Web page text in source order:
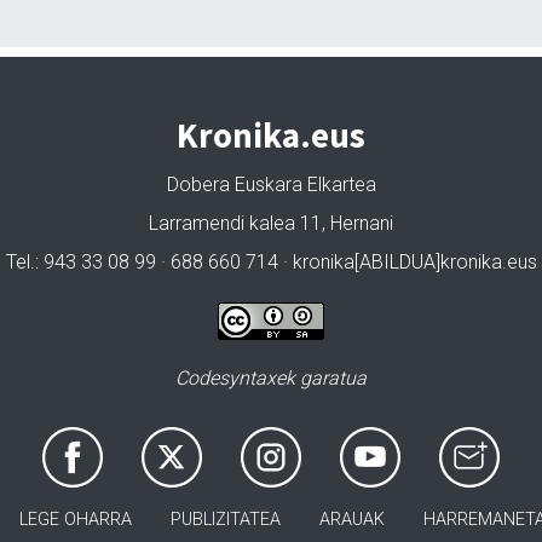
Kronika.eus
Dobera Euskara Elkartea
Larramendi kalea 11, Hernani
Tel.: 943 33 08 99 · 688 660 714 · kronika[ABILDUA]kronika.eus
Codesyntaxek garatua
LEGE OHARRA PUBLIZITATEA ARAUAK